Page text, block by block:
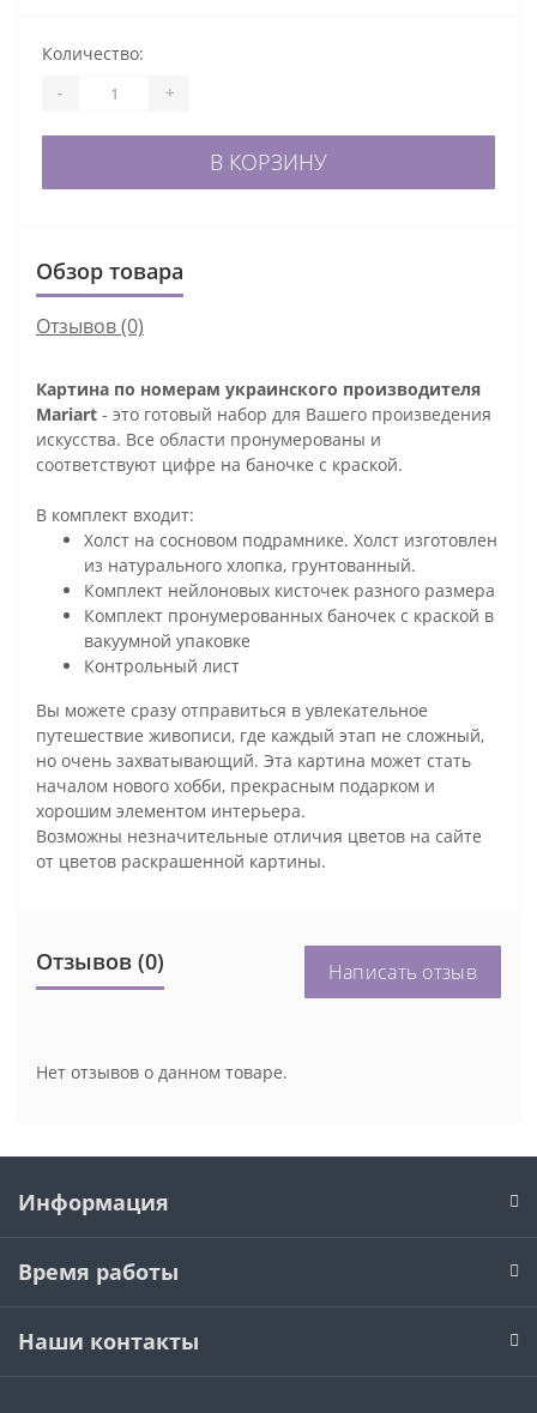
Количество:
- +
В КОРЗИНУ
Обзор товара
Отзывов (0)
Картина по номерам украинского производителя
Mariart - это готовый набор для Вашего произведения
искусства. Все области пронумерованы и
соответствуют цифре на баночке с краской.
В комплект входит:
Холст на сосновом подрамнике. Холст изготовлен
из натурального хлопка, грунтованный.
Комплект нейлоновых кисточек разного размера
Комплект пронумерованных баночек с краской в
вакуумной упаковке
Контрольный лист
Вы можете сразу отправиться в увлекательное
путешествие живописи, где каждый этап не сложный,
но очень захватывающий. Эта картина может стать
началом нового хобби, прекрасным подарком и
хорошим элементом интерьера.
Возможны незначительные отличия цветов на сайте
от цветов раскрашенной картины.
Отзывов (0) Написать отзыв
Нет отзывов о данном товаре.
Информация
Время работы
Наши контакты